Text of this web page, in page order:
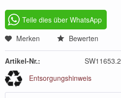
Teile dies über WhatsApp
Merken
Bewerten
Artikel-Nr.:
SW11653.2
Entsorgungshinweis